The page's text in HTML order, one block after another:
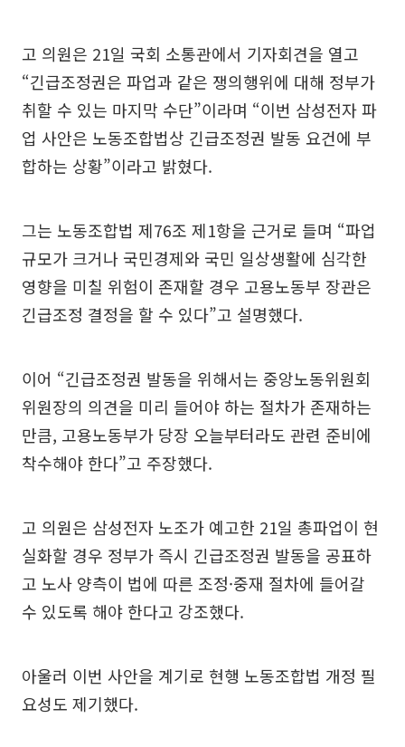
고 의원은 21일 국회 소통관에서 기자회견을 열고
“긴급조정권은 파업과 같은 쟁의행위에 대해 정부가
취할 수 있는 마지막 수단”이라며 “이번 삼성전자 파
업 사안은 노동조합법상 긴급조정권 발동 요건에 부
합하는 상황”이라고 밝혔다.
그는 노동조합법 제76조 제1항을 근거로 들며 “파업
규모가 크거나 국민경제와 국민 일상생활에 심각한
영향을 미칠 위험이 존재할 경우 고용노동부 장관은
긴급조정 결정을 할 수 있다”고 설명했다.
이어 “긴급조정권 발동을 위해서는 중앙노동위원회
위원장의 의견을 미리 들어야 하는 절차가 존재하는
만큼, 고용노동부가 당장 오늘부터라도 관련 준비에
착수해야 한다”고 주장했다.
고 의원은 삼성전자 노조가 예고한 21일 총파업이 현
실화할 경우 정부가 즉시 긴급조정권 발동을 공표하
고 노사 양측이 법에 따른 조정·중재 절차에 들어갈
수 있도록 해야 한다고 강조했다.
아울러 이번 사안을 계기로 현행 노동조합법 개정 필
요성도 제기했다.